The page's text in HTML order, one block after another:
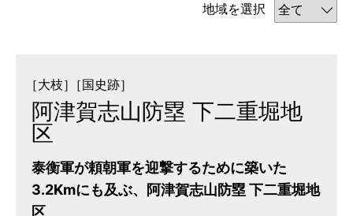
地域を選択
［大枝］ ［国史跡］
阿津賀志山防塁 下二重堀地
区
泰衡軍が頼朝軍を迎撃するために築いた
3.2Kmにも及ぶ、阿津賀志山防塁 下二重堀地
区